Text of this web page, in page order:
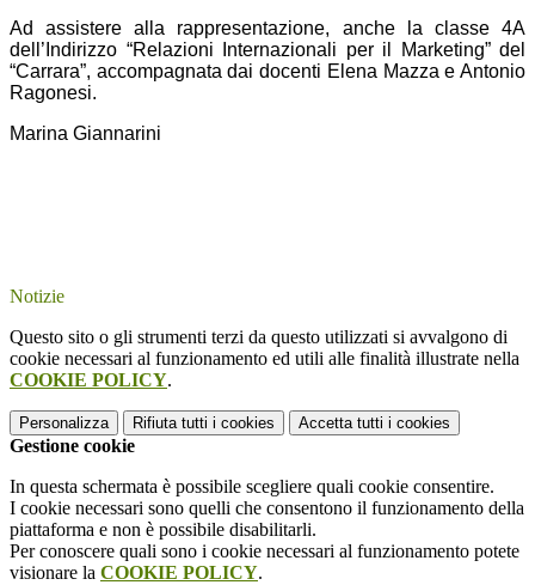
Ad assistere alla rappresentazione, anche la classe 4A
dell’Indirizzo “Relazioni Internazionali per il Marketing” del
“Carrara”, accompagnata dai docenti Elena Mazza e Antonio
Ragonesi.
Marina Giannarini
Notizie
Questo sito o gli strumenti terzi da questo utilizzati si avvalgono di
cookie necessari al funzionamento ed utili alle finalità illustrate nella
COOKIE POLICY.
Personalizza Rifiuta tutti i cookies Accetta tutti i cookies
Gestione cookie
In questa schermata è possibile scegliere quali cookie consentire.
I cookie necessari sono quelli che consentono il funzionamento della
piattaforma e non è possibile disabilitarli.
Per conoscere quali sono i cookie necessari al funzionamento potete
visionare la COOKIE POLICY.